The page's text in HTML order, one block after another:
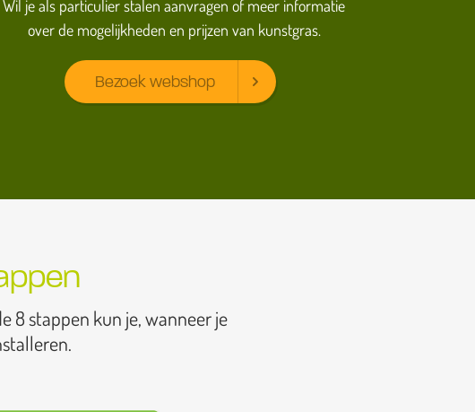
Wil je als particulier stalen aanvragen of meer informatie
over de mogelijkheden en prijzen van kunstgras.
Bezoek webshop
8 stappen kun je, wanneer je